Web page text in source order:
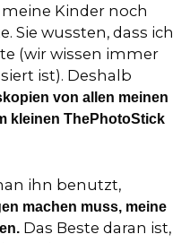
meine Kinder noch
Sie wussten, dass ich
(wir wissen immer
ist). Deshalb
von allen meinen
kleinen ThePhotoStick
ihn benutzt,
machen muss, meine
Das Beste daran ist,